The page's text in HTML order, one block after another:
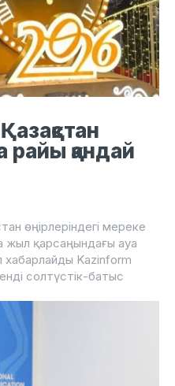
райы қандай
өңірлеріндегі мереке
қарсаңындағы ауа
Kazinform